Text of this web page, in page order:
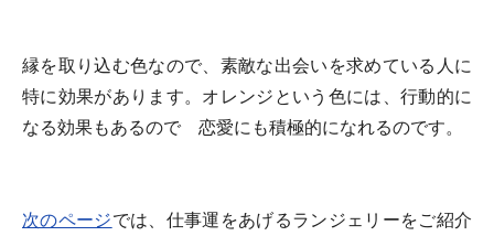
縁を取り込む色なので、素敵な出会いを求めている人に
特に効果があります。オレンジという色には、行動的に
なる効果もあるので 恋愛にも積極的になれるのです。
次のページでは、 仕事運をあげるランジェリーをご紹介